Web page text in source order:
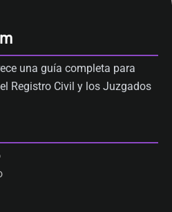
una guía completa para
Registro Civil y los Juzgados